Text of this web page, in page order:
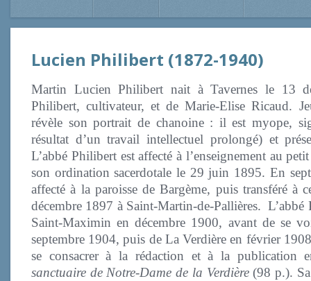
Lucien Philibert (1872-1940)
Martin Lucien Philibert nait à Tavernes le 13
Philibert, cultivateur, et de Marie-Elise Ricaud.
révèle son portrait de chanoine : il est myope,
résultat d’un travail intellectuel prolongé) et
L’abbé Philibert est affecté à l’enseignement au
son ordination sacerdotale le 29 juin 1895. En
affecté à la paroisse de Bargème, puis transféré à
décembre 1897 à Saint-Martin-de-Pallières.
Saint-Maximin en décembre 1900, avant de se
septembre 1904, puis de La Verdière en février
se consacrer à la rédaction et à la
sanctuaire de Notre-Dame de la Verdière(98 p.). Sa